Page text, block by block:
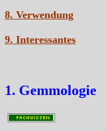
8. Verwendung
9. Interessantes
1. Gemmologie